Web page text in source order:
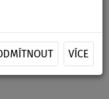
VÍCE
2026 -